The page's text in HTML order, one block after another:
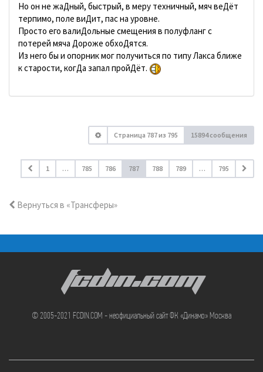
Но он не жаДный, быстрый, в меру техничный, мяч веДёт
терпимо, поле виДит, пас на уровне.
Просто его валиДольные смещения в полуфланг с
потерей мяча Дороже обхоДятся.
Из него бы и опорник мог получиться по типу Лакса ближе
к старости, когДа запал пройДёт.
Страница 787из 795 15894 сообщения
1 … 785 786 787 788 789 … 795
Вернуться в «Трансферы»
FCDIN.COM
© 2005-2021 FCDIN.COM - неофициальный сайт ФК «Динамо» Москва